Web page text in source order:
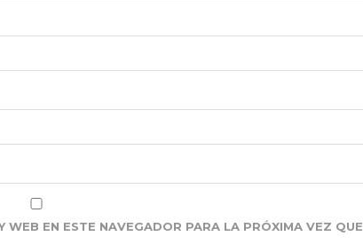
WEB EN ESTE NAVEGADOR PARA LA PRÓXIMA VEZ QUE